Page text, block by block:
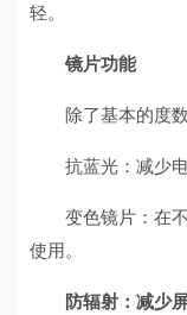
轻。
镜片功能
除了基本的度
抗蓝光：减少
变色镜片：在
使用。
防辐射：减少